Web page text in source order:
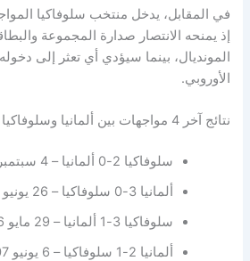
في المقابل، يدخل منتخب سلوفاكيا
إذ يمنحه الانتصار صدارة المجموعة
المونديال، بينما سيؤدي أي تعثر إلى
الأوروبي.
نتائج آخر 4 مواجهات بين ألمانيا وسلوفاكيا
سلوفاكيا 2-0 ألمانيا – 4 سبتمبر 2025
ألمانيا 3-0 سلوفاكيا – 26 يونيو 2016
سلوفاكيا 3-1 ألمانيا – 29 مايو 2016
ألمانيا 2-1 سلوفاكيا – 6 يونيو 2007